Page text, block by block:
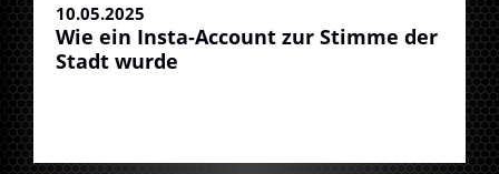
10.05.2025
Wie ein Insta-Account zur Stimme der
Stadt wurde